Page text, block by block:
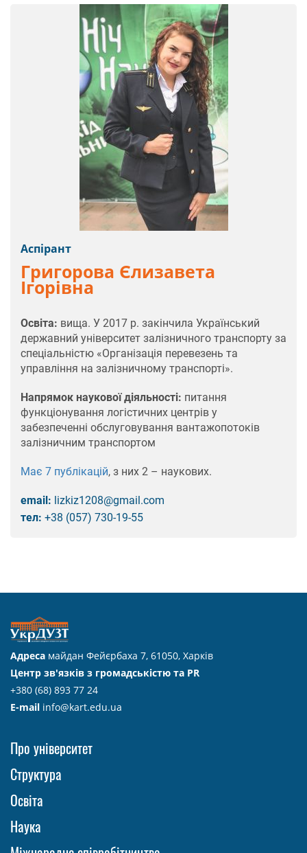
Аспірант
Григорова Єлизавета
Ігорівна
Освіта: вища. У 2017 р. закінчила Український
державний університет залізничного транспорту за
спеціальністю «Організація перевезень та
управління на залізничному транспорті».
Напрямок наукової діяльності: питання
функціонування логістичних центрів у
забезпеченні обслуговування вантажопотоків
залізничним транспортом
Має 7 публікацій, з них 2 – наукових.
email: lizkiz1208@gmail.com
тел: +38 (057) 730-19-55
Адреса майдан Фейєрбаха 7, 61050, Харків
Центр зв'язків з громадськістю та PR
+380 (68) 893 77 24
E-mail info@kart.edu.ua
Про університет
Структура
Освіта
Наука